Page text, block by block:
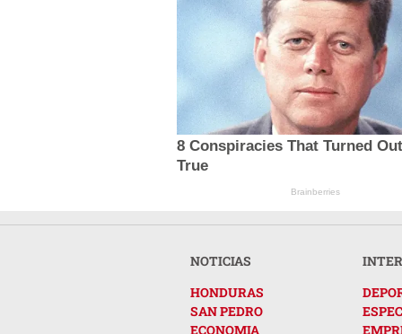
8 Conspiracies That Turned
True
Brainberries
NOTICIAS
HONDURAS
SAN PEDRO
ECONOMIA